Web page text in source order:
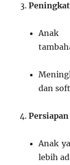
Anak
dan
Anak
lebih